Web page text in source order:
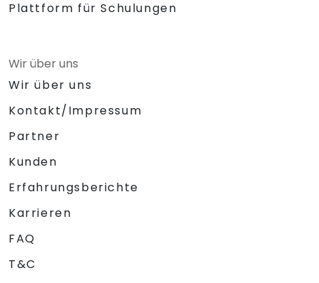
Plattform für Schulungen
Wir über uns
Wir über uns
Kontakt/Impressum
Partner
Kunden
Erfahrungsberichte
Karrieren
FAQ
T&C